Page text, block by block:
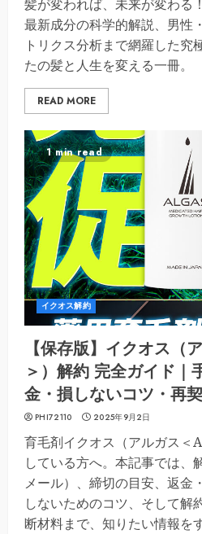
髪が変われば、未来が変わる
最新成分の科学的解説、男性
トリクス分析まで網羅した究
たの髪と人生を変える一冊。
READ MORE
1 min read
イクオス解約
【保存版】イクオス（
＞）解約 完全ガイド｜
金・損しないコツ・再
PHI72110 2025年9月2日
育毛剤イクオス（アルガス＜
している方へ。本記事では、
メール）、締切の目安、返金
しないためのコツ、そして解
断材料まで、知りたい情報を